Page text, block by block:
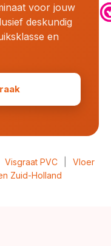
voor jouw
deskundig
en
Visgraat PVC
Vloer
Zuid-Holland